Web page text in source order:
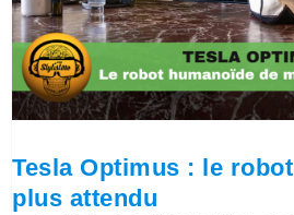
Tesla Optimus : le
plus attendu